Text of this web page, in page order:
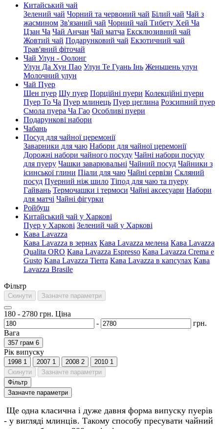
Китайський чай
Зелений чай Чорний та червоний чай Білий чай Чай з
жасмином Зв'язаний чай Чорний чай Тибету Хей Ча
Цзан Ча Чай Анчан Чай матча Ексклюзивний чай
Жовтий чай Подарунковий чай Екзотичний чай
Трав'яний фіточай
Чай Улун - Оолонг
Улун Да Хун Пао Улун Те Гуань Інь Женьшень улун
Молочний улун
Чай Пуер
Шен пуер Шу пуер Порційні пуери Колекційні пуери
Пуер То Ча Пуер млинець Пуер цеглина Розсипний пуер
Смола пуера Ча Гао Особливі пуери
Подарункові набори
Чабань
Посуд для чайної церемонії
Заварники для чаю Набори для чайної церемонії
Дорожні набори чайного посуду Чайні набори посуду
для пуеру Чашки заварювальні Чайний посуд Чайники з
ісинської глини Піали для чаю Чайні сервізи Скляний
посуд Пуерний ніж шило Тіпод для чаю та пуеру
Гайвань Термочашки і термоси Чайні аксесуари Набори
для матчі Чайні фігурки
Ройбуш
Китайський чай у Харкові
Пуер у Харкові Зелений чай у Харкові
Кава Lavazza
Кава Lavazza в зернах Кава Lavazza мелена Кава Lavazza
Qualita ORO Кава Lavazza Espresso Кава Lavazza Crema e
Gusto Кава Lavazza Tierra Кава Lavazza в капсулах Кава
Lavazza Brasile
Фільтр
Скинути Зазначте параметри
180 - 2780 грн. Ціна
-
грн.
Вага
357 грам 6
Рік випуску
1998 1 2007 1 2008 2 2010 1
Скинути
Зазначте параметри
Фільтр
Зазначте параметри
Ще одна класична і дуже давня форма випуску пуерів
- у вигляді млинців. Такому способу пресувати чайний